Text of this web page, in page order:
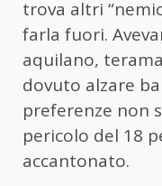
trova altri
farla fuori.
aquilano,
dovuto alzare
preferenze non
pericolo del 18
accantonato.